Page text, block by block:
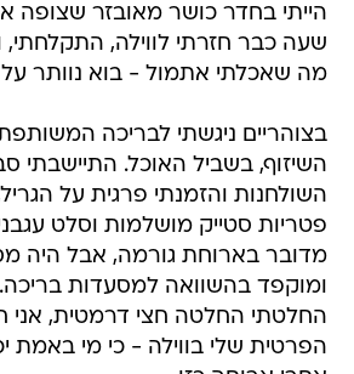
הייתי בחדר כושר מאובזר שצופה
שעה כבר חזרתי לווילה,
מה שאכלתי אתמול - בוא נוותר
בצוהריים ניגשתי לבריכה
השיזוף, בשביל האוכל. התיישבתי
השולחנות והזמנתי פרגית על
פטריות סטייק מושלמות וסלט
מדובר בארוחת גורמה, אבל היה
ומוקפד בהשוואה למסעדות
החלטתי החלטה חצי דרמטית, אני
הפרטית שלי בווילה - כי מי באמת